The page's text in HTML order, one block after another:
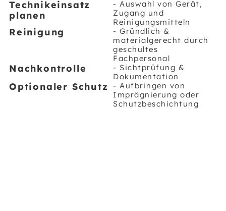
Technikeinsatz
planen
- Auswahl von Gerät,
Zugang und
Reinigungsmitteln
Reinigung
- Gründlich &
materialgerecht durch
geschultes
Fachpersonal
Nachkontrolle
- Sichtprüfung &
Dokumentation
Optionaler Schutz
- Aufbringen von
Imprägnierung oder
Schutzbeschichtung